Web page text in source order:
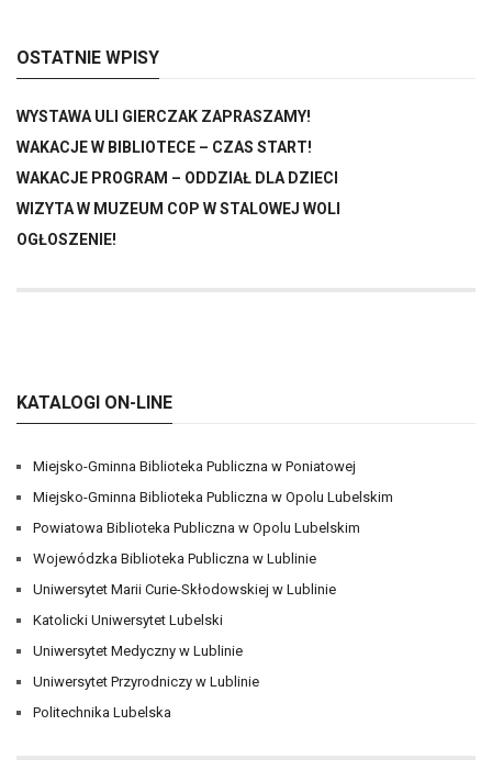
OSTATNIE WPISY
WYSTAWA ULI GIERCZAK ZAPRASZAMY!
WAKACJE W BIBLIOTECE – CZAS START!
WAKACJE PROGRAM – ODDZIAŁ DLA DZIECI
WIZYTA W MUZEUM COP W STALOWEJ WOLI
OGŁOSZENIE!
KATALOGI ON-LINE
Miejsko-Gminna Biblioteka Publiczna w Poniatowej
Miejsko-Gminna Biblioteka Publiczna w Opolu Lubelskim
Powiatowa Biblioteka Publiczna w Opolu Lubelskim
Wojewódzka Biblioteka Publiczna w Lublinie
Uniwersytet Marii Curie-Skłodowskiej w Lublinie
Katolicki Uniwersytet Lubelski
Uniwersytet Medyczny w Lublinie
Uniwersytet Przyrodniczy w Lublinie
Politechnika Lubelska